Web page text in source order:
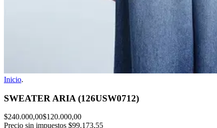
Inicio.
SWEATER ARIA (126USW0712)
$240.000,00$120.000,00
Precio sin impuestos $99.173,55